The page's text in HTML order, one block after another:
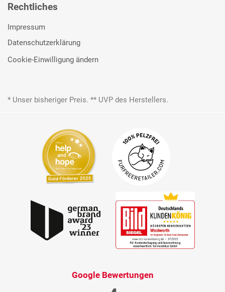
Rechtliches
Impressum
Datenschutzerklärung
Cookie-Einwilligung ändern
* Unser bisheriger Preis. ** UVP des Herstellers.
Google Bewertungen